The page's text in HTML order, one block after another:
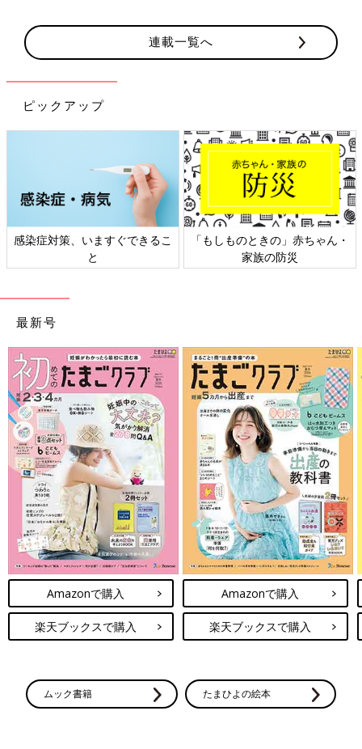
連載一覧へ
ピックアップ
しものときの」赤ちゃん・
家族の防災
日本外来小児科学会リーフレッ
ト検討会
六
最新号
Amazonで購入
楽天ブックスで購入
Amazonで購入
楽天ブックスで購入
ムック書籍 たまひよの絵本